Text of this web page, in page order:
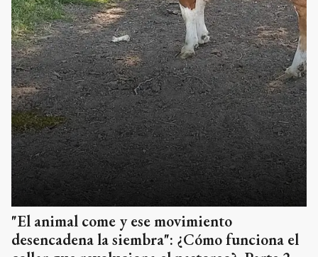
"El animal come y ese movimiento
desencadena la siembra": ¿Cómo funciona el